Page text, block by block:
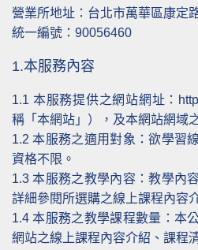
營業所地址：台北市萬華區康定
統一編號：90056460
1.本服務內容
1.1 本服務提供之網站網址：
稱「本網站」），及本網站網域
1.2本服務之適用對象：欲學習
資格不限。
1.3 本服務之教學內容：教學內
詳細參閱所選購之線上課程內容
1.4本服務之教學課程數量：本
網站之線上課程內容介紹、課程